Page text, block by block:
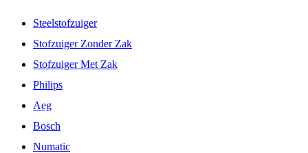
Steelstofzuiger
Stofzuiger Zonder Zak
Stofzuiger Met Zak
Philips
Aeg
Bosch
Numatic